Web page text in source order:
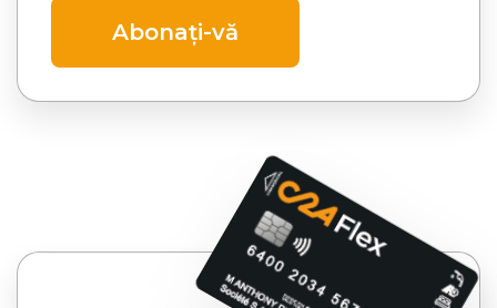
Abonați-vă